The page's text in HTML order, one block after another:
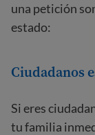
una petición
estado:
Ciudadanos
Si eres
tu familia